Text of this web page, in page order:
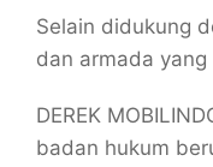
Selain didukung
dan armada yang
DEREK
badan hukum